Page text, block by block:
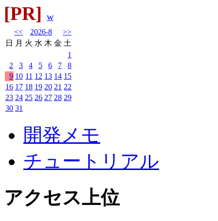
[PR] w
<< 2026-8
>>
日
月 火 水 木 金 土
1
2
3 4 5 6 7
8
9 10 11 12 13 14 15
16 17 18 19 20 21 22
23 24 25 26 27 28 29
30 31
開発メモ
チュートリアル
アクセス上位